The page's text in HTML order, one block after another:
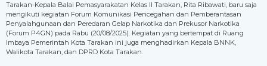
Tarakan-Kepala Balai Pemasyarakatan Kelas II Tarakan, Rita Ribawati, baru saja
mengikuti kegiatan Forum Komunikasi Pencegahan dan Pemberantasan
Penyalahgunaan dan Peredaran Gelap Narkotika dan Prekusor Narkotika
(Forum P4GN) pada Rabu (20/08/2025). Kegiatan yang bertempat di Ruang
Imbaya Pemerintah Kota Tarakan ini juga menghadirkan Kepala BNNK,
Walikota Tarakan, dan DPRD Kota Tarakan.